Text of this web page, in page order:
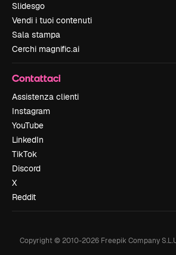
Slidesgo
Vendi i tuoi contenuti
Sala stampa
Cerchi magnific.ai
Contattaci
Assistenza clienti
Instagram
YouTube
LinkedIn
TikTok
Discord
X
Reddit
Copyright © 2010-2026Freepik Company